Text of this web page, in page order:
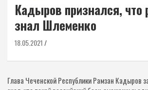
Кадыров признался, что
знал Шлеменко
18.05.2021
Глава Чеченской Республики Рамзан Кадыров